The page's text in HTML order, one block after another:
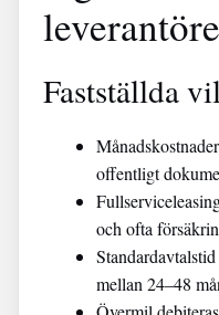
Fastställda
offentligt
och ofta
mellan 24–48